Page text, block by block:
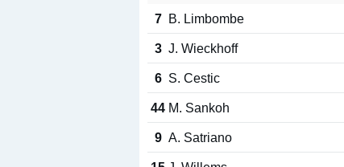
7 B. Limbombe
3 J. Wieckhoff
6 S. Cestic
44 M. Sankoh
9 A. Satriano